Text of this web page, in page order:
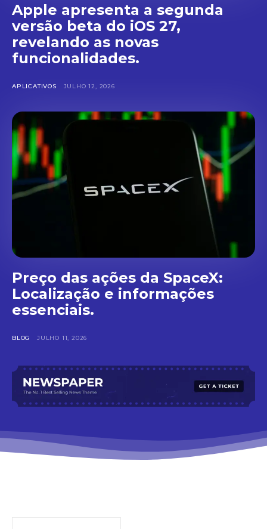
Apple apresenta a segunda
versão beta do iOS 27,
revelando as novas
funcionalidades.
APLICATIVOS JULHO 12, 2026
Preço das ações da SpaceX:
Localização e informações
essenciais.
BLOG JULHO 11, 2026